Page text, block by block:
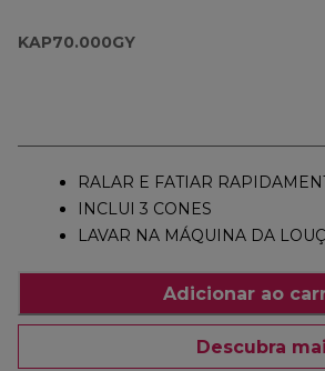
KAP70.000GY
RALAR E FATIAR
INCLUI 3 CONES
LAVAR NA MÁQUINA DA
Adicionar ao
Descubra